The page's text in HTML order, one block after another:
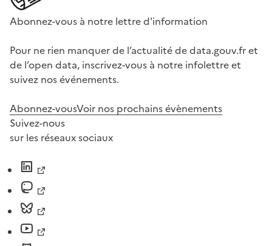
Abonnez-vous à notre lettre d'information
Pour ne rien manquer de l’actualité de data.gouv.fr et
de l’open data, inscrivez-vous à notre infolettre et
suivez nos événements.
Abonnez-vousVoir nos prochains évènements
Suivez-nous
sur les réseaux sociaux